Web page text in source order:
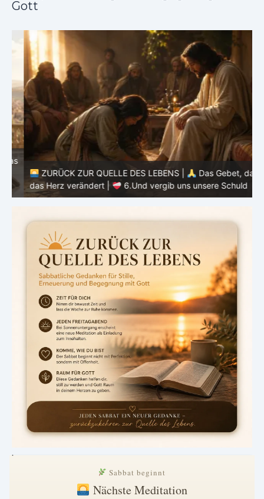
Gott
ZURÜCK ZUR QUELLE DES LEBENS |
Das Gebet, das
das Herz verändert |
6.Und vergib uns unsere Schuld
.
Sabbat beginnt
Nächste Meditation